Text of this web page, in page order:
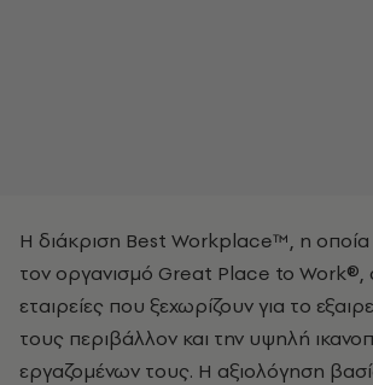
Η διάκριση Best Workplace™, η οποία
τον οργανισμό Great Place to Work®,
εταιρείες που ξεχωρίζουν για το
τους περιβάλλον και την υψηλή
εργαζομένων τους. Η αξιολόγηση